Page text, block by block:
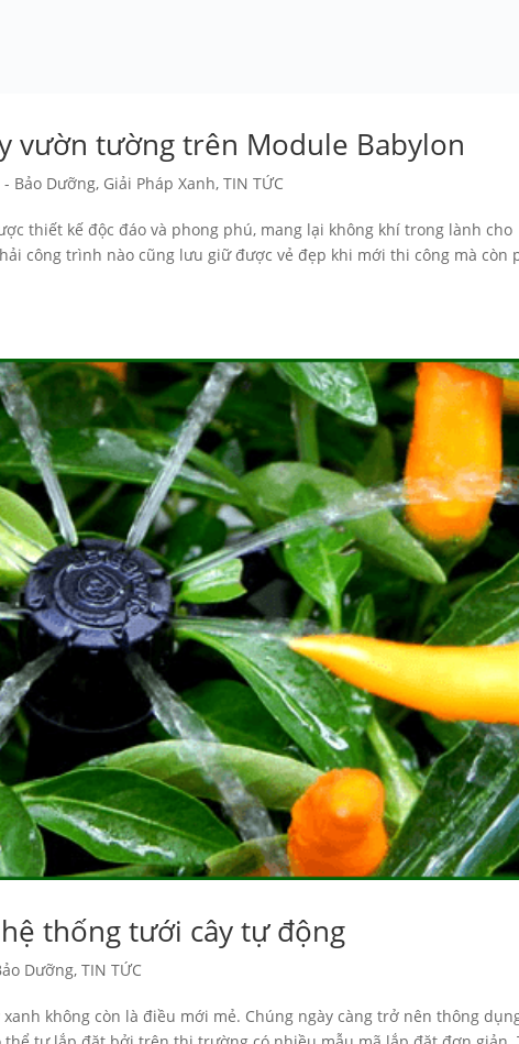
vườn tường trên Module Babylon
- Bảo Dưỡng, Giải Pháp Xanh,TIN TỨC
thiết kế độc đáo và phong phú, mang lại không khí trong lành cho
công trình nào cũng lưu giữ được vẻ đẹp khi mới thi công mà còn
thống tưới cây tự động
Dưỡng,TIN TỨC
không còn là điều mới mẻ. Chúng ngày càng trở nên thông